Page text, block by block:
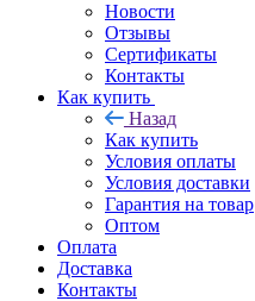
Новости
Отзывы
Сертификаты
Контакты
Как купить
Назад
Как купить
Условия оплаты
Условия доставки
Гарантия на товар
Оптом
Оплата
Доставка
Контакты